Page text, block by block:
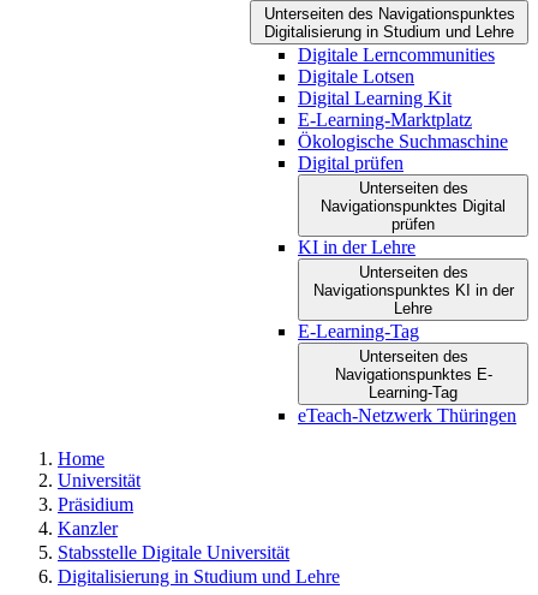
Unterseiten des Navigationspunktes
Digitalisierung in Studium und Lehre
Digitale Lerncommunities
Digitale Lotsen
Digital Learning Kit
E-Learning-Marktplatz
Ökologische Suchmaschine
Digital prüfen
Unterseiten des
Navigationspunktes Digital
prüfen
KI in der Lehre
Unterseiten des
Navigationspunktes KI in der
Lehre
E-Learning-Tag
Unterseiten des
Navigationspunktes E-
Learning-Tag
eTeach-Netzwerk Thüringen
Home
Universität
Präsidium
Kanzler
Stabsstelle Digitale Universität
Digitalisierung in Studium und Lehre